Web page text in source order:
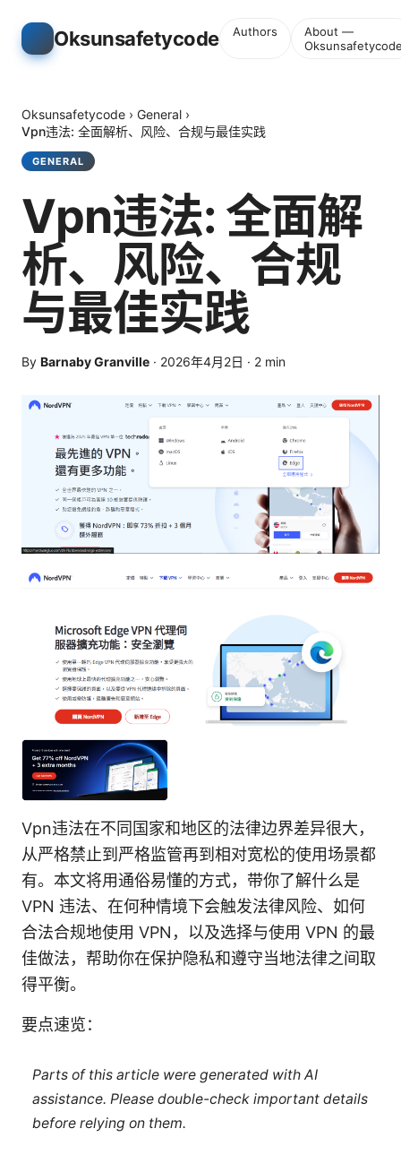
Oksunsafetycode Authors
About —
Oksunsafetycode › General ›
Vpn违法: 全面解析、风险、合规与最佳实践
GENERAL
Vpn违法: 全面解
析、风险、合规
与最佳实践
By Barnaby Granville · 2026年4月2日 · 2 min
Vpn违法在不同国家和地区的法律边界差异很大，
从严格禁止到严格监管再到相对宽松的使用场景都
有。本文将用通俗易懂的方式，带你了解什么是
VPN 违法、在何种情境下会触发法律风险、如何
合法合规地使用 VPN，以及选择与使用 VPN 的最
佳做法，帮助你在保护隐私和遵守当地法律之间取
得平衡。
要点速览：
Parts of this article were generated with AI
assistance. Please double-check important details
before relying on them.